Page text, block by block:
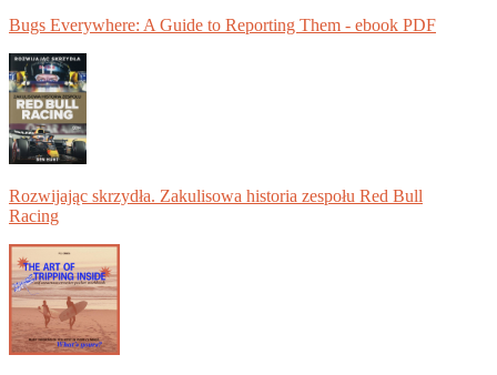
Bugs Everywhere: A Guide to Reporting Them - ebook PDF
Rozwijając skrzydła. Zakulisowa historia zespołu Red Bull
Racing